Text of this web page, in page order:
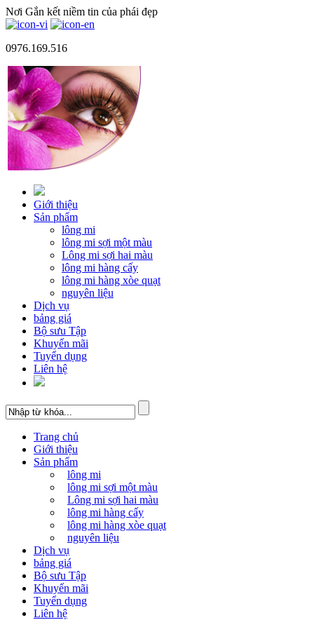
Nơi Gắn kết niềm tin của phái đẹp
0976.169.516
Giới thiệu
Sản phẩm
lông mi
lông mi sợi một màu
Lông mi sợi hai màu
lông mi hàng cấy
lông mi hàng xòe quạt
nguyên liệu
Dịch vụ
bảng giá
Bộ sưu Tập
Khuyến mãi
Tuyển dụng
Liên hệ
Trang chủ
Giới thiệu
Sản phẩm
lông mi
lông mi sợi một màu
Lông mi sợi hai màu
lông mi hàng cấy
lông mi hàng xòe quạt
nguyên liệu
Dịch vụ
bảng giá
Bộ sưu Tập
Khuyến mãi
Tuyển dụng
Liên hệ